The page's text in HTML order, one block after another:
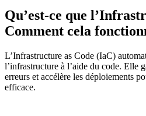
Qu’est-ce que
Comment cela
L’Infrastructure as Code (IaC)
l’infrastructure à l’aide du code. Elle
erreurs et accélère les déploiements
efficace.